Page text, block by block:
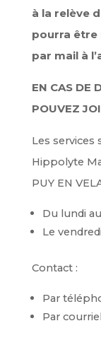
à la relève
pourra être
par mail à
EN CAS DE
POUVEZ
Les services
Hippolyte
PUY EN
Du lundi
Le
Contact :
Par
Par